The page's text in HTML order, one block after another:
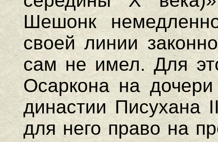
Шешонк
своей линии
сам не имел. Для
Осаркона на
династии Писухана
для него право на